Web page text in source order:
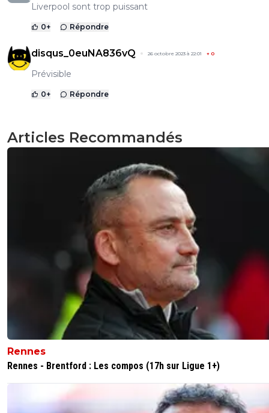
Liverpool sont trop puissant
0+ Répondre
disqus_0euNA836vQ 26 octobre 2023 à 22:01 + 0
Prévisible
0+ Répondre
Articles Recommandés
Rennes
Rennes - Brentford : Les compos (17h sur Ligue 1+)